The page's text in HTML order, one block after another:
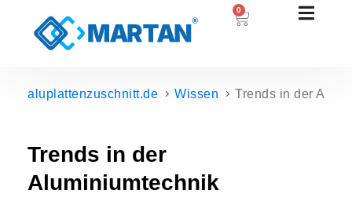
0
aluplattenzuschnitt.de Wissen Trends in der
Trends in der
Aluminiumtechnik